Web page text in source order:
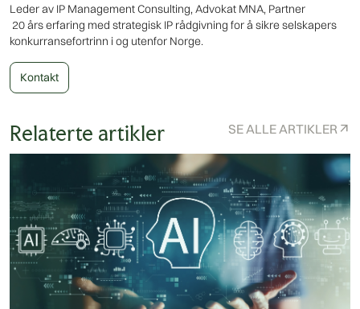
Leder av IP Management Consulting, Advokat MNA, Partner
20 års erfaring med strategisk IP rådgivning for å sikre selskapers
konkurransefortrinn i og utenfor Norge.
Kontakt
Relaterte artikler SE ALLE ARTIKLER